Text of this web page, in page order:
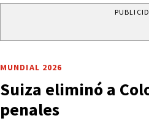
MUNDIAL 2026
Suiza eliminó a
penales